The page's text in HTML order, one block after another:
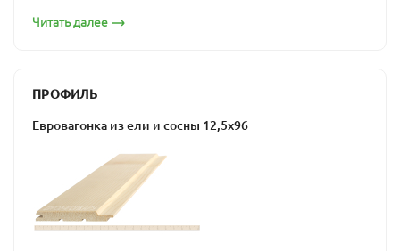
лигнина;
долговечностью, что является результатом
содержания смол в составе древесины;
воздействию насекомых.
Евровагонку из сосны стоит купить для внутренней и
внешней обшивки, поскольку ее влажность
составляет 12-14%. Такая особенность обеспечивает
сохранение формы материала и исключает
Читать далее
ПРОФИЛЬ
Евровагонка из ели и сосны 12,5х96